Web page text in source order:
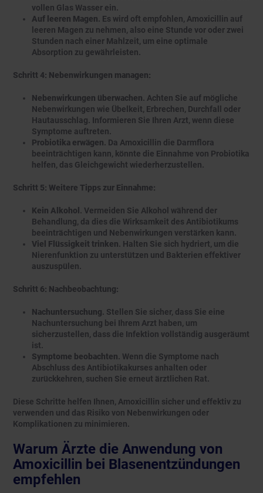
vollen Glas Wasser ein.
Auf leeren Magen. Es wird oft empfohlen, Amoxicillin auf
leeren Magen zu nehmen, also eine Stunde vor oder zwei
Stunden nach einer Mahlzeit, um eine optimale
Absorption zu gewährleisten.
Schritt 4: Nebenwirkungen managen:
Nebenwirkungen überwachen. Achten Sie auf mögliche
Nebenwirkungen wie Übelkeit, Erbrechen, Durchfall oder
Hautausschlag. Informieren Sie Ihren Arzt, wenn diese
Symptome auftreten.
Probiotika erwägen. Da Amoxicillin die Darmflora
beeinträchtigen kann, könnte die Einnahme von Probiotika
helfen, das Gleichgewicht wiederherzustellen.
Schritt 5: Weitere Tipps zur Einnahme:
Kein Alkohol . Vermeiden Sie Alkohol während der
Behandlung, da dies die Wirksamkeit des Antibiotikums
beeinträchtigen und Nebenwirkungen verstärken kann.
Viel Flüssigkeit trinken. Halten Sie sich hydriert, um die
Nierenfunktion zu unterstützen und Bakterien effektiver
auszuspülen.
Schritt 6: Nachbeobachtung:
Nachuntersuchung. Stellen Sie sicher, dass Sie eine
Nachuntersuchung bei Ihrem Arzt haben, um
sicherzustellen, dass die Infektion vollständig ausgeräumt
ist.
Symptome beobachten. Wenn die Symptome nach
Abschluss des Antibiotikakurses anhalten oder
zurückkehren, suchen Sie erneut ärztlichen Rat.
Diese Schritte helfen Ihnen, Amoxicillin sicher und effektiv zu
verwenden und das Risiko von Nebenwirkungen oder
Komplikationen zu minimieren.
Warum Ärzte die Anwendung von
Amoxicillin bei Blasenentzündungen
empfehlen